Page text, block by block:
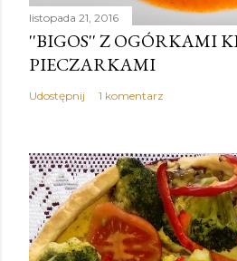
listopada 21, 2016
''BIGOS'' Z OGÓRKAMI
PIECZARKAMI
Udostępnij 1 komentarz